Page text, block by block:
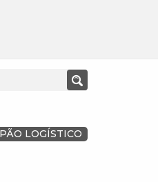
LOGÍSTICO